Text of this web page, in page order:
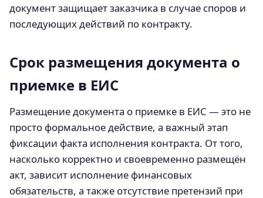
документ защищает заказчика в случае споров и
последующих действий по контракту.
Срок размещения документа о
приемке в ЕИС
Размещение документа о приемке в ЕИС — это не
просто формальное действие, а важный этап
фиксации факта исполнения контракта. От того,
насколько корректно и своевременно размещён
акт, зависит исполнение финансовых
обязательств, а также отсутствие претензий при